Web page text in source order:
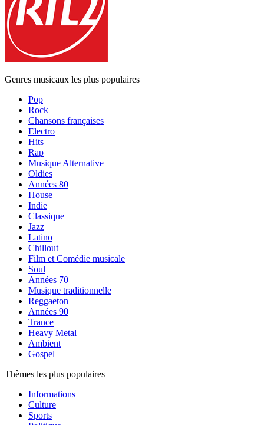
Genres musicaux les plus populaires
Pop
Rock
Chansons françaises
Electro
Hits
Rap
Musique Alternative
Oldies
Années 80
House
Indie
Classique
Jazz
Latino
Chillout
Film et Comédie musicale
Soul
Années 70
Musique traditionnelle
Reggaeton
Années 90
Trance
Heavy Metal
Ambient
Gospel
Thèmes les plus populaires
Informations
Culture
Sports